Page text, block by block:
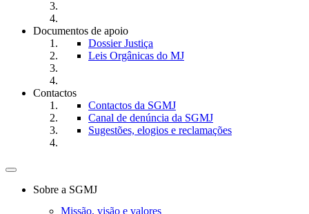
Documentos de apoio
Dossier Justiça
Leis Orgânicas do MJ
Contactos
Contactos da SGMJ
Canal de denúncia da SGMJ
Sugestões, elogios e reclamações
Toggle
navigationSobre a SGMJ
Missão, visão e valores